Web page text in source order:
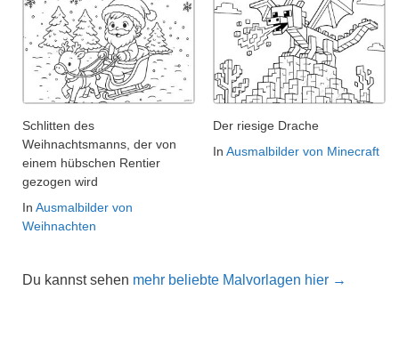
Schlitten des
Weihnachtsmanns, der von
einem hübschen Rentier
gezogen wird
In Ausmalbilder von
Weihnachten
Der riesige Drache
In Ausmalbilder von Minecraft
Du kannst sehen mehr beliebte Malvorlagen hier →